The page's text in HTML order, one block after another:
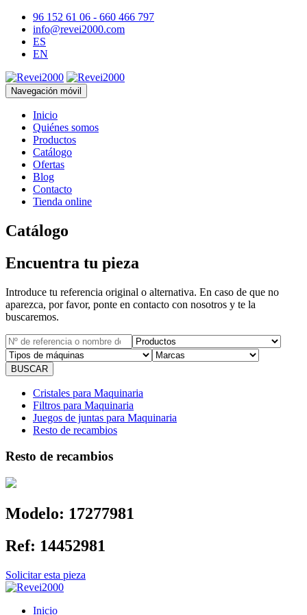
96 152 61 06 - 660 466 797
info@revei2000.com
ES
EN
Navegación móvil
Inicio
Quiénes somos
Productos
Catálogo
Ofertas
Blog
Contacto
Tienda online
Catálogo
Encuentra tu pieza
Introduce tu referencia original o alternativa. En caso de que no
aparezca, por favor, ponte en contacto con nosotros y te la
buscaremos.
Cristales para Maquinaria
Filtros para Maquinaria
Juegos de juntas para Maquinaria
Resto de recambios
Resto de recambios
Modelo: 17277981
Ref: 14452981
Solicitar esta pieza
Inicio